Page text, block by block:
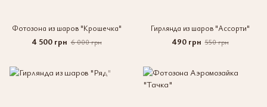
Фотозона из шаров "Крошечка"
4 500 грн 6 000 грн
Гирлянда из шаров "Ассорти"
490 грн 550 грн